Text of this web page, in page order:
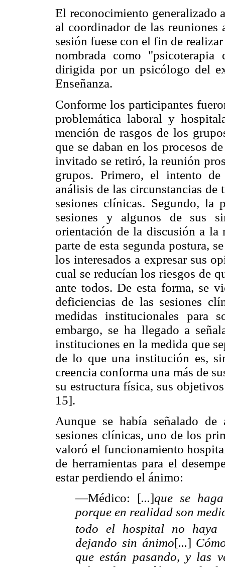
El reconocimiento generalizado
al coordinador de las reuniones
sesión fuese con el fin de
nombrada como
dirigida por un psicólogo del
Enseñanza.
Conforme los participantes
problemática laboral y
mención de rasgos de los
que se daban en los procesos
invitado se retiró, la reunión
grupos. Primero, el intento
análisis de las circunstancias
sesiones clínicas. Segundo, la
sesiones y algunos de sus
orientación de la discusión a la
parte de esta segunda postura,
los interesados a expresar sus
cual se reducían los riesgos de
ante todos. De esta forma, se
deficiencias de las sesiones
medidas institucionales para
embargo, se ha llegado a
instituciones en la medida que
de lo que una institución es,
creencia conforma una más de
su estructura física, sus
15].
Aunque se había señalado
sesiones clínicas, uno de los
valoró el funcionamiento
de herramientas para el
estar perdiendo el ánimo:
—Médico: [...]que se
porque en realidad son me
todo el hospital no haya
dejando sin ánimo[...]
que están pasando, y las